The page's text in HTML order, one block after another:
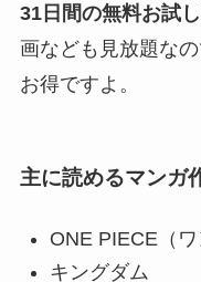
31日間の無料お試
画なども見放題な
お得ですよ。
主に読めるマンガ
ONE PIECE（ワ
キングダム